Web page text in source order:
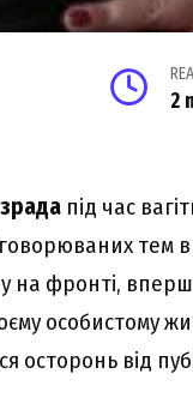
2
під час
тем в
на фронті,
особистому
осторонь від